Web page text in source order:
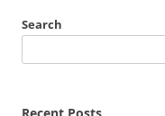
Search